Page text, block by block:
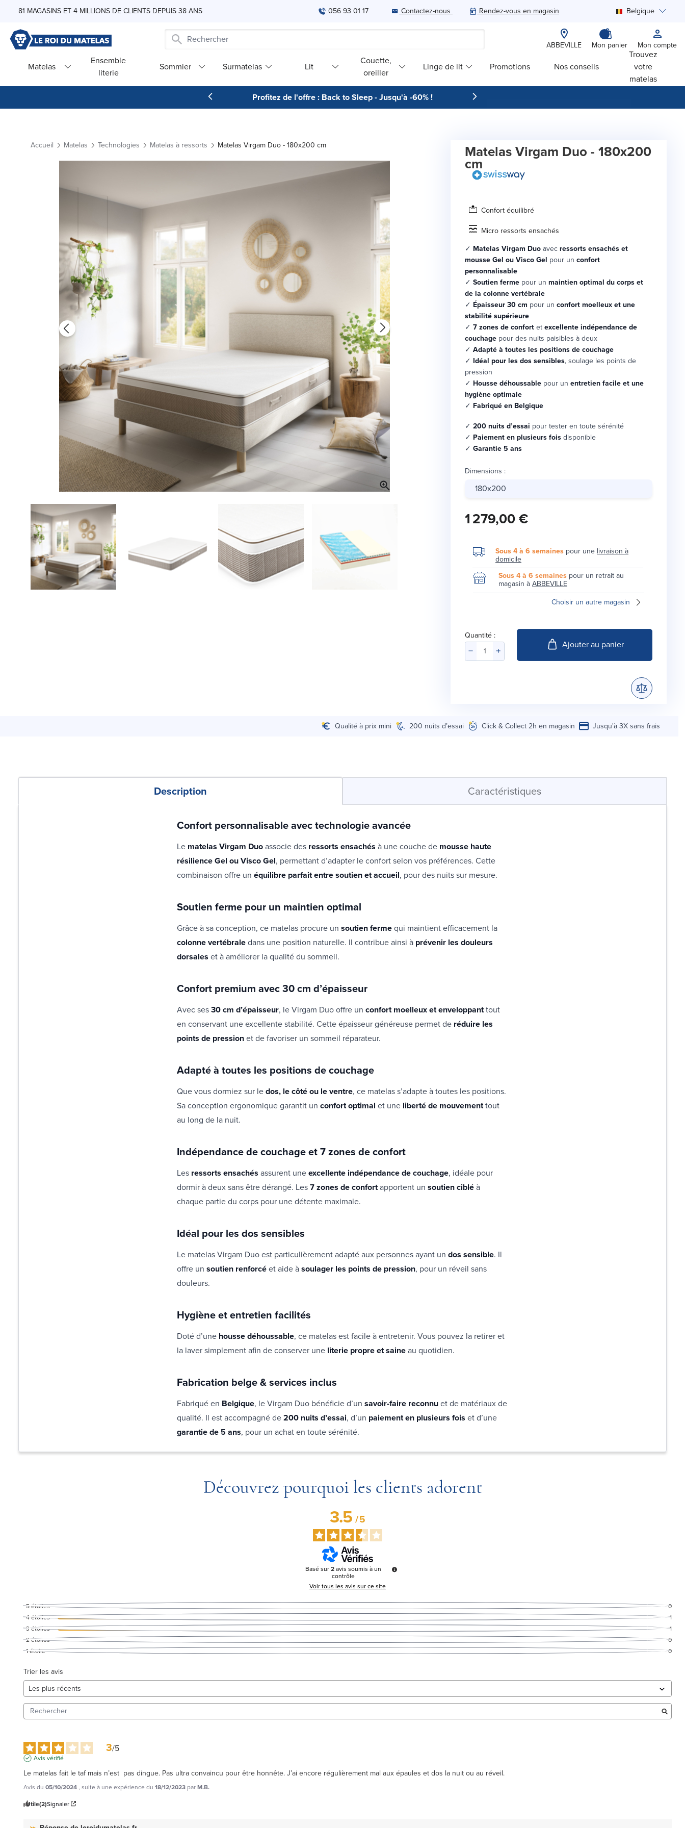
Skip to Content
81 MAGASINS ET 4 MILLIONS DE CLIENTS DEPUIS 38 ANS 056 93 01 17 Contactez-nous Rendez-vous en magasin Belgique
ABBEVILLE Mon panier Mon compte
Matelas
Ensemble
literie
Sommier Surmatelas Lit
Couette,
oreiller
Linge de lit Promotions Nos conseils
Trouvez
votre
matelas
Profitez de l'offre : Back to Sleep - Jusqu'à -60% !
Accueil Matelas Technologies Matelas à ressorts Matelas Virgam Duo - 180x200 cm Matelas Virgam Duo - 180x200
cm
Confort équilibré
Micro ressorts ensachés
✓ Matelas Virgam Duoavecressorts ensachés et
mousse Gel ou Visco Gel pour un confort
personnalisable
✓ Soutien ferme pour un maintien optimal du corps et
de la colonne vertébrale
✓ Épaisseur 30 cm pour un confort moelleux et une
stabilité supérieure
✓ 7 zones de confortetexcellente indépendance de
couchage pour des nuits paisibles à deux
✓ Adapté à toutes les positions de couchage
✓ Idéal pour les dos sensibles, soulage les points de
pression
✓ Housse déhoussable pour un entretien facile et une
hygiène optimale
✓ Fabriqué en Belgique
✓ 200 nuits d’essai pour tester en toute sérénité
✓ Paiement en plusieurs foisdisponible
✓ Garantie 5 ans
Dimensions :
180x200
1 279,00 €
Sous 4 à 6 semaines pour une livraison à
domicile
Sous 4 à 6 semaines pour un retrait au
magasin àABBEVILLE
Choisir un autre magasin
Quantité :
Ajouter au panier
Qualité à prix mini 200 nuits d’essai Click & Collect 2h en magasin Jusqu'à 3X sans frais
Description Caractéristiques
Confort personnalisable avec technologie avancée
Le matelas Virgam Duoassocie des ressorts ensachés à une couche de mousse haute
résilience Gel ou Visco Gel, permettant d’adapter le confort selon vos préférences. Cette
combinaison offre un équilibre parfait entre soutien et accueil, pour des nuits sur mesure.
Soutien ferme pour un maintien optimal
Grâce à sa conception, ce matelas procure un soutien fermequi maintient efficacement la
colonne vertébraledans une position naturelle. Il contribue ainsi à prévenir les douleurs
dorsales et à améliorer la qualité du sommeil.
Confort premium avec 30 cm d’épaisseur
Avec ses30 cm d’épaisseur, le Virgam Duo offre un confort moelleux et enveloppanttout
en conservant une excellente stabilité. Cette épaisseur généreuse permet de réduire les
points de pressionet de favoriser un sommeil réparateur.
Adapté à toutes les positions de couchage
Que vous dormiez sur ledos, le côté ou le ventre, ce matelas s’adapte à toutes les positions.
Sa conception ergonomique garantit un confort optimal et une liberté de mouvementtout
au long de la nuit.
Indépendance de couchage et 7 zones de confort
Les ressorts ensachés assurent uneexcellente indépendance de couchage, idéale pour
dormir à deux sans être dérangé. Les7 zones de confortapportent un soutien cibléà
chaque partie du corps pour une détente maximale.
Idéal pour les dos sensibles
Le matelas Virgam Duo est particulièrement adapté aux personnes ayant un dos sensible. Il
offre un soutien renforcéet aide àsoulager les points de pression, pour un réveil sans
douleurs.
Hygiène et entretien facilités
Doté d’une housse déhoussable, ce matelas est facile à entretenir. Vous pouvez la retirer et
la laver simplement afin de conserver une literie propre et saineau quotidien.
Fabrication belge & services inclus
Fabriqué en Belgique, le Virgam Duo bénéficie d’un savoir-faire reconnuet de matériaux de
qualité. Il est accompagné de200 nuits d’essai, d’un paiement en plusieurs fois et d’une
garantie de 5 ans, pour un achat en toute sérénité.
Découvrez pourquoi les clients adorent
3.5/5
Basé sur2avis soumis à un
contrôle
Voir tous les avis sur ce site
5étoiles
0
4étoiles
1
3 étoiles
1
2étoiles
0
1étoile 0
Trier les avis
3/5
Avis vérifié
Le matelas fait le taf mais n’est  pas dingue. Pas ultra convaincu pour être honnête. J’ai encore régulièrement mal aux épaules et dos la nuit ou au réveil.
Avis du 05/10/2024, suite à une expérience du 18/12/2023 parM.B.
Utile(2)Signaler